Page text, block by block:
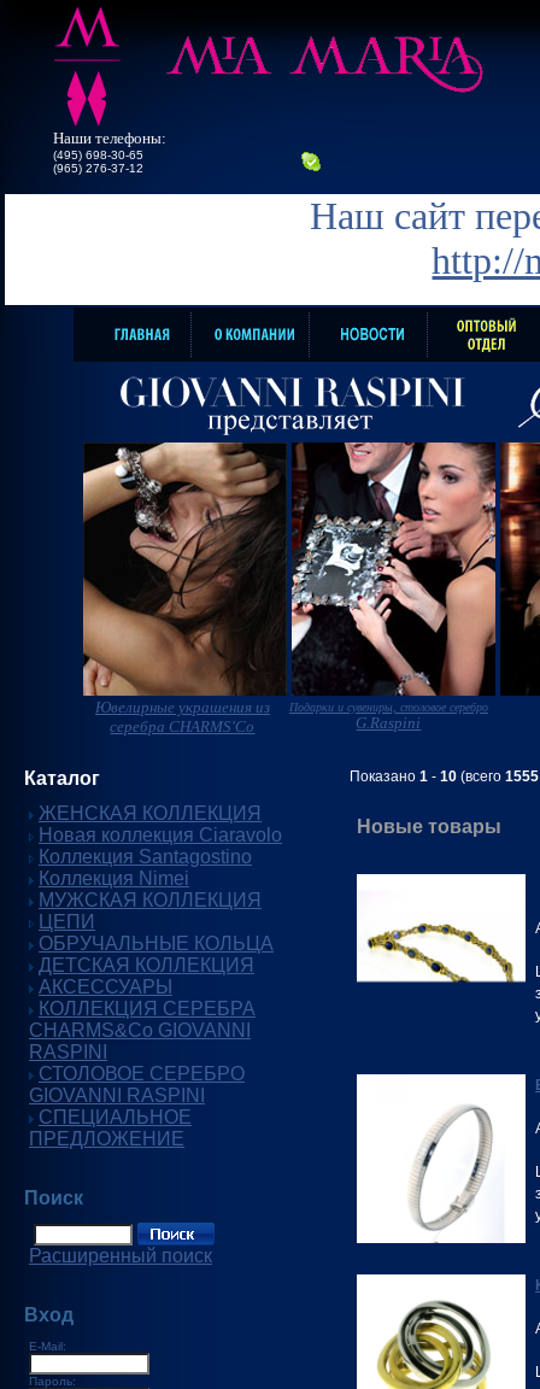
Наши телефоны:
(495) 698-30-65
(965) 276-37-12
Наш сайт
http://
Ювелирные украшения из
серебра CHARMS'Co
Подарки и сувениры, столовое серебро
G.Raspini
Каталог
ЖЕНСКАЯ КОЛЛЕКЦИЯ
Новая коллекция Ciaravolo
Коллекция Santagostino
Коллекция Nimei
МУЖСКАЯ КОЛЛЕКЦИЯ
ЦЕПИ
ОБРУЧАЛЬНЫЕ КОЛЬЦА
ДЕТСКАЯ КОЛЛЕКЦИЯ
АКСЕССУАРЫ
КОЛЛЕКЦИЯ СЕРЕБРА
CHARMS&Co GIOVANNI
RASPINI
СТОЛОВОЕ СЕРЕБРО
GIOVANNI RASPINI
СПЕЦИАЛЬНОЕ
ПРЕДЛОЖЕНИЕ
Поиск
Расширенный поиск
Вход
E-Mail:
Пароль:
Показано 1 - 10 (всего 1555
Новые товары